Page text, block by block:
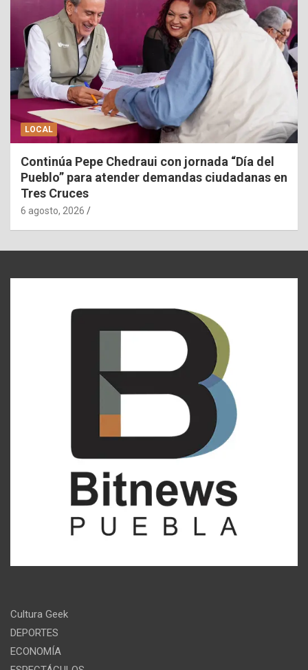
LOCAL
Continúa Pepe Chedraui con jornada “Día del
Pueblo” para atender demandas ciudadanas en
Tres Cruces
6 agosto, 2026
Cultura Geek
DEPORTES
ECONOMÍA